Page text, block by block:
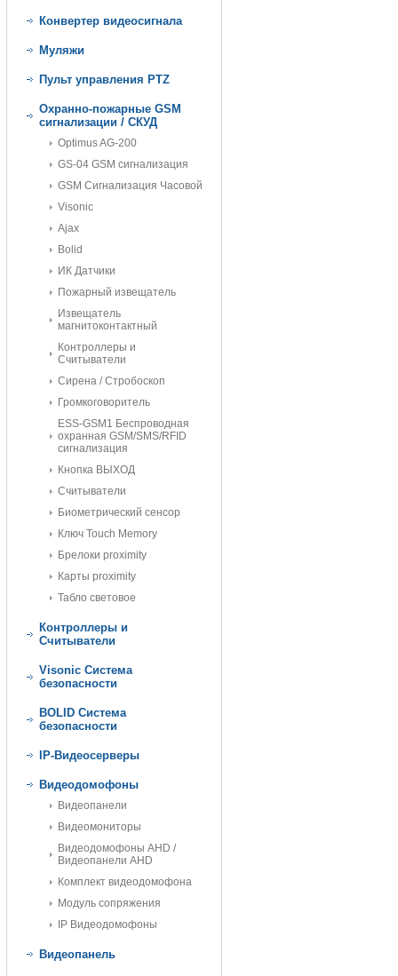
Конвертер видеосигнала
Муляжи
Пульт управления PTZ
Охранно-пожарные GSM
сигнализации / СКУД
Optimus AG-200
GS-04 GSM сигнализация
GSM Сигнализация Часовой
Visonic
Ajax
Bolid
ИК Датчики
Пожарный извещатель
Извещатель
магнитоконтактный
Контроллеры и
Считыватели
Сирена / Стробоскоп
Громкоговоритель
ESS-GSM1 Беспроводная
охранная GSM/SMS/RFID
сигнализация
Кнопка ВЫХОД
Считыватели
Биометрический сенсор
Ключ Touch Memory
Брелоки proximity
Карты proximity
Табло световое
Контроллеры и
Считыватели
Visonic Cистема
безопасности
BOLID Cистема
безопасности
IP-Видеосерверы
Видеодомофоны
Видеопанели
Видеомониторы
Видеодомофоны AHD /
Видеопанели AHD
Комплект видеодомофона
Модуль сопряжения
IP Видеодомофоны
Видеопанель